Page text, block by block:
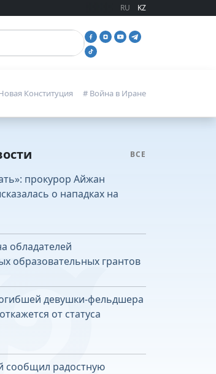
RU KZ
Конституция # Война в Иране
ВСЕ
прокурор Айжан
о нападках на
обладателей
образовательных грантов
девушки-фельдшера
от статуса
сообщил радостную